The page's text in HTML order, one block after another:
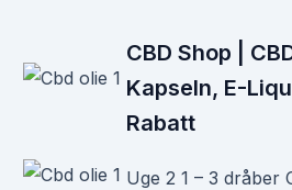
CBD Shop |
Kapseln, E-
Rabatt
Uge 2 1 – 3 dråber